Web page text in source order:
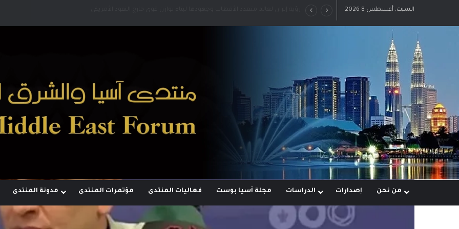
السبت, أغسطس 8 2026
من نحن إصدارات الدراسات مجلة آسيا بوست فعاليات المنتدى مؤتمرات المنتدى مدونة المنتدى